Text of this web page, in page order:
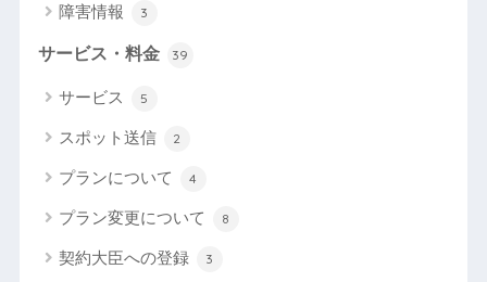
障害情報 3
サービス・料金 39
サービス 5
スポット送信 2
プランについて 4
プラン変更について 8
契約大臣への登録 3